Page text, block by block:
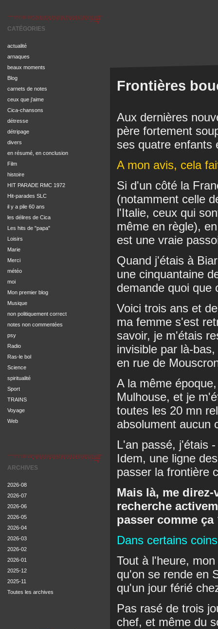
CATÉGORIES
actualité
arnaques
beaux moments
Blog
carnets de notes
ceux que j'aime
Cica-chansons
détresse
détripage
divers
en résumé, en conclusion
Film
histoire
HIT PARADE RMC 1972
Hit-parades SLC
il y a pile 60 ans
les délires de Cica
Les hits de "papa"
Loisirs
Marie
Merci
météo
moi
Mon premier blog
Musique
non politiquement correct
notes non commentées
psy
Radio
Ras-le bol
Science
spiritualité
Sport
TRAINS
Voyage
Web
ARCHIVES
2026-08
2026-07
2026-06
2026-05
2026-04
2026-03
2026-02
2026-01
2025-12
2025-11
Toutes les archives
Frontières
Aux dernières
père fortement
ses quatre enfants
A mon avis, cela
Si d'un côté la
(notamment celle
l'Italie, ceux qui
même en règle),
est une vraie
Quand j'étais à
une cinquantaine
demande quoi que
Voici trois ans et
ma femme s'est
savoir, je m'étais
invisible par là-
en rue de
A la même
Mulhouse, et je
toutes les 20 mn
absolument aucun
L'an passé, j'étais
Idem, une ligne
passer la frontière
Mais là, me
recherche
passer comme ça
Dans certains
Tout à l'heure,
qu'on se rende en
qu'un jour férié
Pas rasé de trois
chef, et même du